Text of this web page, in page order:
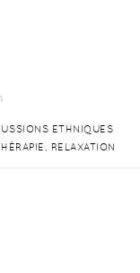
ETHNIQUES
RELAXATION